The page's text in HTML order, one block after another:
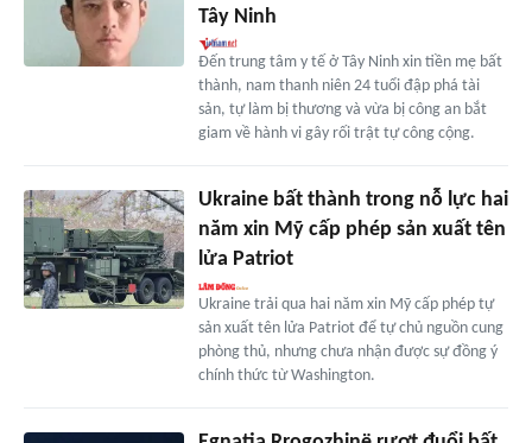
Tây Ninh
Đến trung tâm y tế ở Tây Ninh xin tiền mẹ bất
thành, nam thanh niên 24 tuổi đập phá tài
sản, tự làm bị thương và vừa bị công an bắt
giam về hành vi gây rối trật tự công cộng.
Ukraine bất thành trong nỗ lực hai
năm xin Mỹ cấp phép sản xuất tên
lửa Patriot
Ukraine trải qua hai năm xin Mỹ cấp phép tự
sản xuất tên lửa Patriot để tự chủ nguồn cung
phòng thủ, nhưng chưa nhận được sự đồng ý
chính thức từ Washington.